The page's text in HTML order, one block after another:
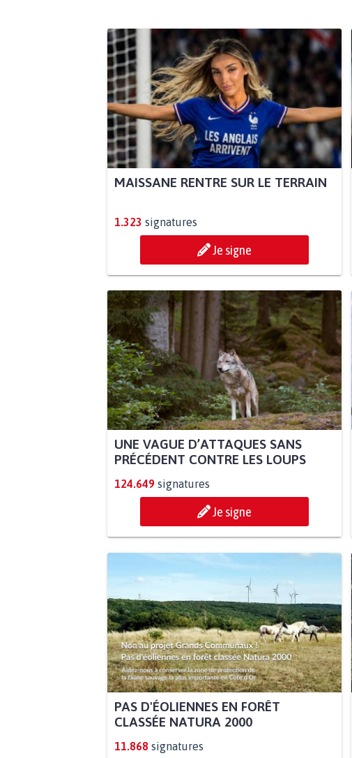
MAISSANE RENTRE SUR LE TERRAIN
1.323 signatures
Je signe
UNE VAGUE D’ATTAQUES SANS
PRÉCÉDENT CONTRE LES LOUPS
124.649 signatures
Je signe
PAS D'ÉOLIENNES EN FORÊT
CLASSÉE NATURA 2000
11.868 signatures